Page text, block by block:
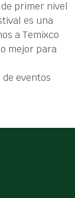
primer nivel
es una
a Temixco
mejor para
eventos